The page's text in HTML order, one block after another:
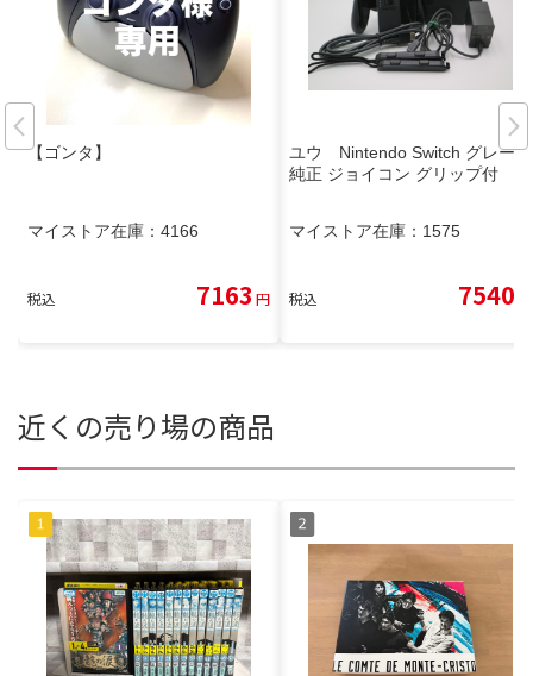
【ゴンタ】
マイストア在庫： 4166
税込 7163 円
ユウ Nintendo Switch グレー
純正 ジョイコン グリップ付
マイストア在庫： 1575
税込 7540
近くの売り場の商品